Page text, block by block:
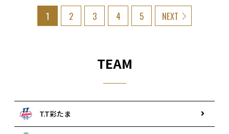
TEAM
T.T彩たま
1 2 3 4 5 NEXT